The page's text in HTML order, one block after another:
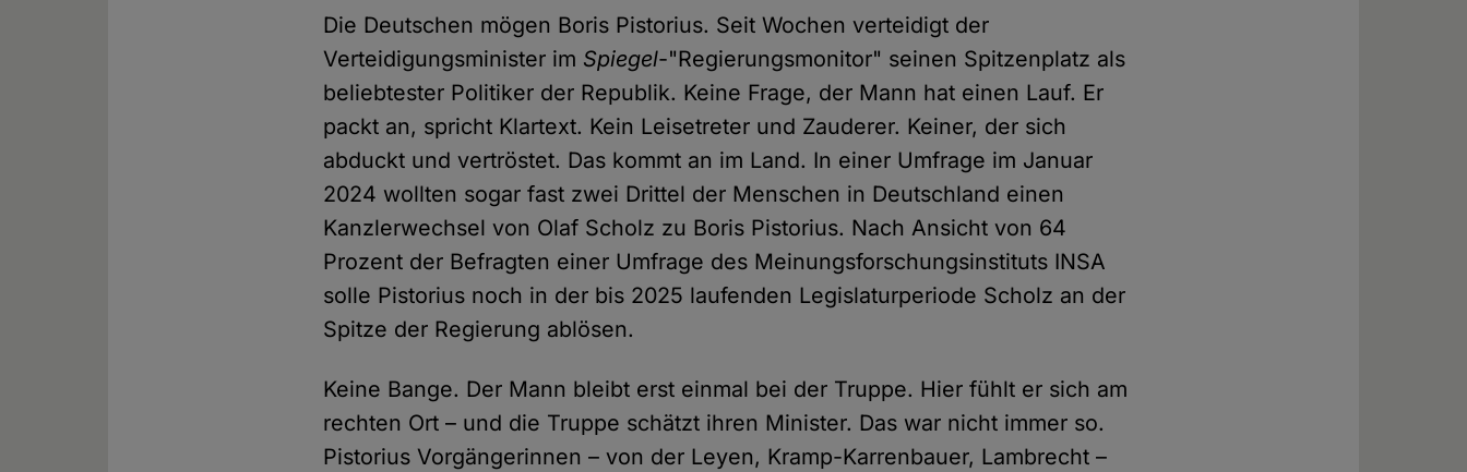
Die Deutschen mögen Boris Pistorius. Seit Wochen verteidigt der
Verteidigungsminister im Spiegel-"Regierungsmonitor" seinen Spitzenplatz als
beliebtester Politiker der Republik. Keine Frage, der Mann hat einen Lauf. Er
packt an, spricht Klartext. Kein Leisetreter und Zauderer. Keiner, der sich
abduckt und vertröstet. Das kommt an im Land. In einer Umfrage im Januar
2024 wollten sogar fast zwei Drittel der Menschen in Deutschland einen
Kanzlerwechsel von Olaf Scholz zu Boris Pistorius. Nach Ansicht von 64
Prozent der Befragten einer Umfrage des Meinungsforschungsinstituts INSA
solle Pistorius noch in der bis 2025 laufenden Legislaturperiode Scholz an der
Spitze der Regierung ablösen.
Keine Bange. Der Mann bleibt erst einmal bei der Truppe. Hier fühlt er sich am
rechten Ort – und die Truppe schätzt ihren Minister. Das war nicht immer so.
Pistorius Vorgängerinnen – von der Leyen, Kramp-Karrenbauer, Lambrecht –